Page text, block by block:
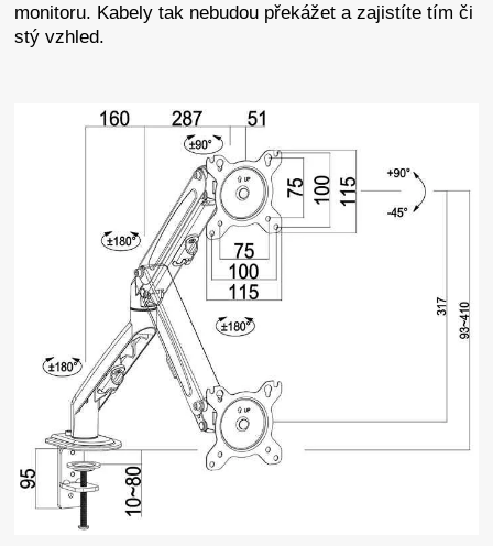
monitoru. Kabely tak nebudou překážet a zajistíte tím či
stý vzhled.